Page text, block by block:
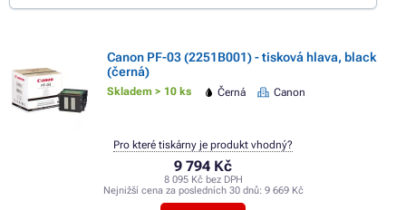
Canon PF-03 (2251B001) - tisková hlava, black
(černá)
Skladem > 10 ks Černá Canon
9 794 Kč
8 095 Kč bez DPH
Nejnižší cena za posledních 30 dnů: 9 669 Kč
Pro které tiskárny je produkt vhodný?